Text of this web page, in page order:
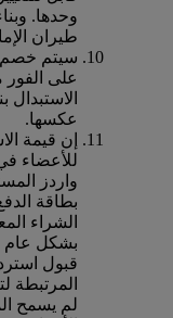
وحدها.
طيران
سيتم خصم
على
الاستبدال
عكسها.
إن قيمة
للأعضاء
واردز
بطاقة
الشراء
بشكل عام
قبول
المرتبطة
لم يسمح